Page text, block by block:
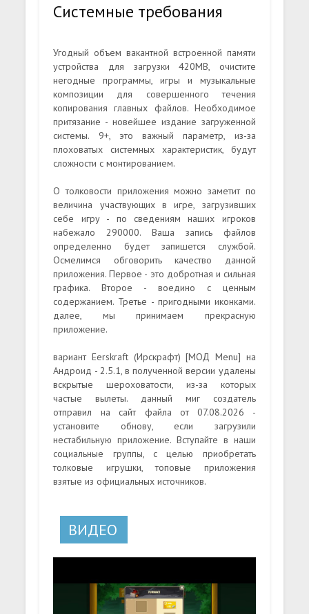
Системные требования
Угодный объем вакантной встроенной памяти
устройства для загрузки 420MB, очистите
негодные программы, игры и музыкальные
композиции для совершенного течения
копирования главных файлов. Необходимое
притязание - новейшее издание загруженной
системы. 9+, это важный параметр, из-за
плоховатых системных характеристик, будут
сложности с монтированием.
О толковости приложения можно заметит по
величина участвующих в игре, загрузивших
себе игру - по сведениям наших игроков
набежало 290000. Ваша запись файлов
определенно будет запишется службой.
Осмелимся обговорить качество данной
приложения. Первое - это добротная и сильная
графика. Второе - воедино с ценным
содержанием. Третье - пригодными иконками.
далее, мы принимаем прекрасную
приложение.
вариант Eerskraft (Ирскрафт) [МОД Menu] на
Андроид - 2.5.1, в полученной версии удалены
вскрытые шероховатости, из-за которых
частые вылеты. данный миг создатель
отправил на сайт файла от 07.08.2026 -
установите обнову, если загрузили
нестабильную приложение. Вступайте в наши
социальные группы, с целью приобретать
толковые игрушки, топовые приложения
взятые из официальных источников.
ВИДЕО